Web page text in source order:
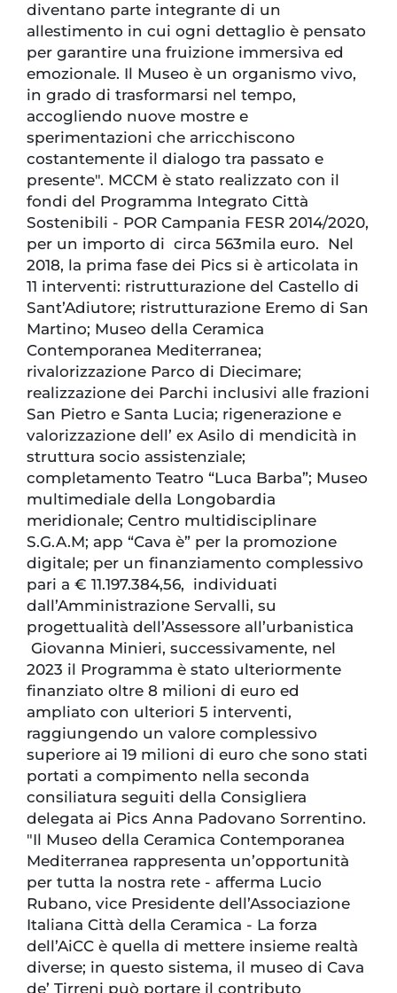
diventano parte integrante di un
allestimento in cui ogni dettaglio è pensato
per garantire una fruizione immersiva ed
emozionale. Il Museo è un organismo vivo,
in grado di trasformarsi nel tempo,
accogliendo nuove mostre e
sperimentazioni che arricchiscono
costantemente il dialogo tra passato e
presente". MCCM è stato realizzato con il
fondi del Programma Integrato Città
Sostenibili - POR Campania FESR 2014/2020,
per un importo di circa 563mila euro. Nel
2018, la prima fase dei Pics si è articolata in
11 interventi: ristrutturazione del Castello di
Sant’Adiutore; ristrutturazione Eremo di San
Martino; Museo della Ceramica
Contemporanea Mediterranea;
rivalorizzazione Parco di Diecimare;
realizzazione dei Parchi inclusivi alle frazioni
San Pietro e Santa Lucia; rigenerazione e
valorizzazione dell’ ex Asilo di mendicità in
struttura socio assistenziale;
completamento Teatro “Luca Barba”; Museo
multimediale della Longobardia
meridionale; Centro multidisciplinare
S.G.A.M; app “Cava è” per la promozione
digitale; per un finanziamento complessivo
pari a € 11.197.384,56, individuati
dall’Amministrazione Servalli, su
progettualità dell’Assessore all’urbanistica
Giovanna Minieri, successivamente, nel
2023 il Programma è stato ulteriormente
finanziato oltre 8 milioni di euro ed
ampliato con ulteriori 5 interventi,
raggiungendo un valore complessivo
superiore ai 19 milioni di euro che sono stati
portati a compimento nella seconda
consiliatura seguiti della Consigliera
delegata ai Pics Anna Padovano Sorrentino.
"Il Museo della Ceramica Contemporanea
Mediterranea rappresenta un’opportunità
per tutta la nostra rete - afferma Lucio
Rubano, vice Presidente dell’Associazione
Italiana Città della Ceramica - La forza
dell’AiCC è quella di mettere insieme realtà
diverse; in questo sistema, il museo di Cava
de’ Tirreni può portare il contributo